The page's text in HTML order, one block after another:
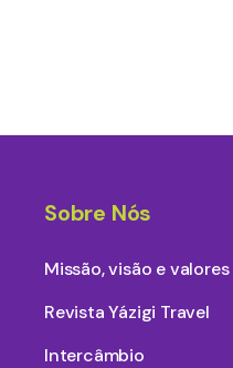
Sobre Nós
Missão, visão e valores
Revista Yázigi Travel
Intercâmbio